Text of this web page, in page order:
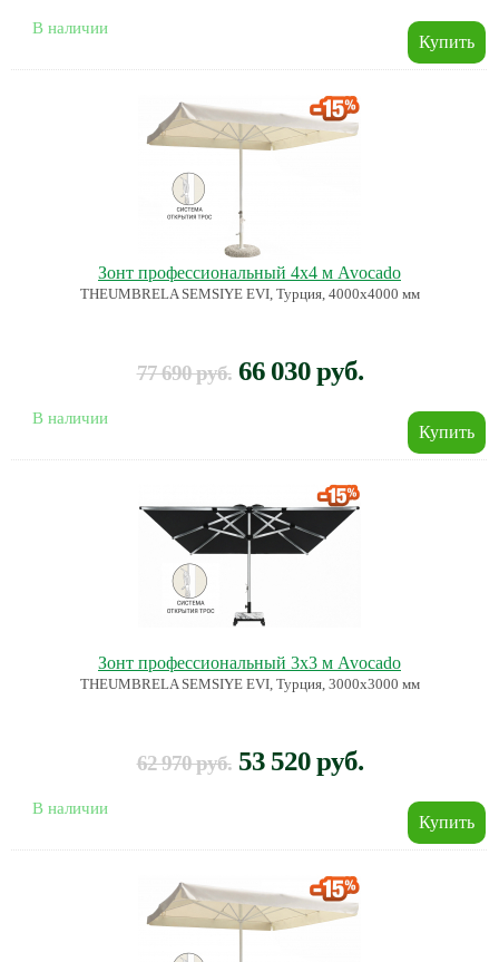
В наличии
Зонт профессиональный 4х4 м Avocado
THEUMBRELA SEMSIYE EVI, Турция, 4000х4000 мм
77 690 руб. 66 030 руб.
В наличии
Зонт профессиональный 3х3 м Avocado
THEUMBRELA SEMSIYE EVI, Турция, 3000х3000 мм
62 970 руб. 53 520 руб.
В наличии